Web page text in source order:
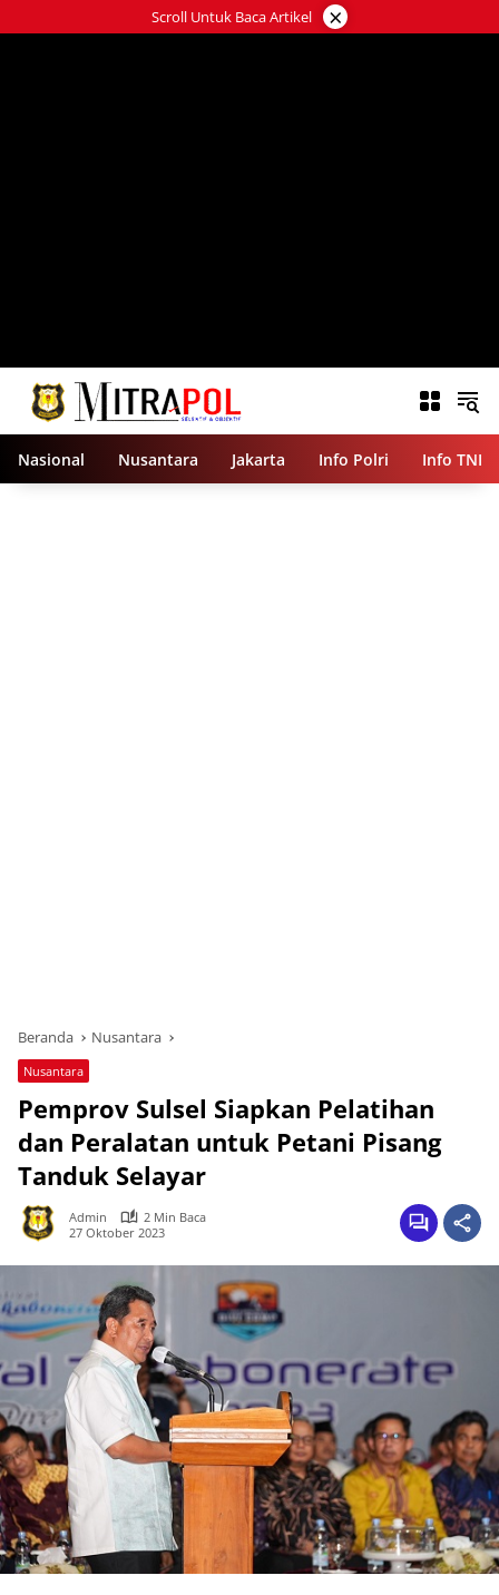
ke
Scroll Untuk Baca Artikel ×
Nasional Nusantara Jakarta Info Polri Info TNI
Beranda Nusantara
Nusantara
Pemprov Sulsel Siapkan Pelatihan
dan Peralatan untuk Petani Pisang
Tanduk Selayar
Admin
2 Min Baca
27 Oktober 2023